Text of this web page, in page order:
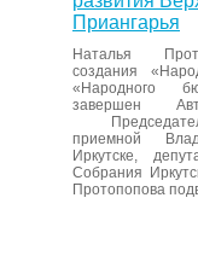
Приангарья
Наталья
создания
«Народного
завершен
приемной
Иркутске,
Собрания
Протопопова